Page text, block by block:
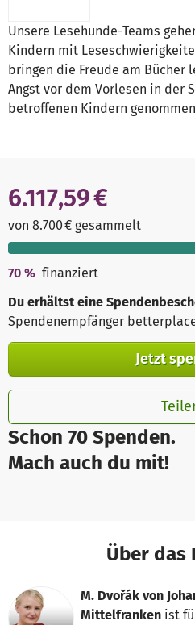
Unsere Lesehunde-Teams
Kindern mit
bringen die Freude am Bücher
Angst vor dem Vorlesen in der
betroffenen Kindern
Schon 70 Spenden.
Mach auch du mit!
6.117,59 €
von 8.700 € gesammelt
70 % finanziert
Du erhältst eine
Spendenempfänger
Jetzt
Über das
M. Dvořák von
Mittelfranken ist